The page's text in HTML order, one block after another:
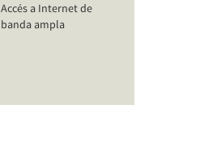
Accés a Internet de
banda ampla